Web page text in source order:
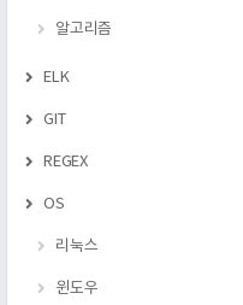
알고리즘
ELK
GIT
REGEX
OS
리눅스
윈도우